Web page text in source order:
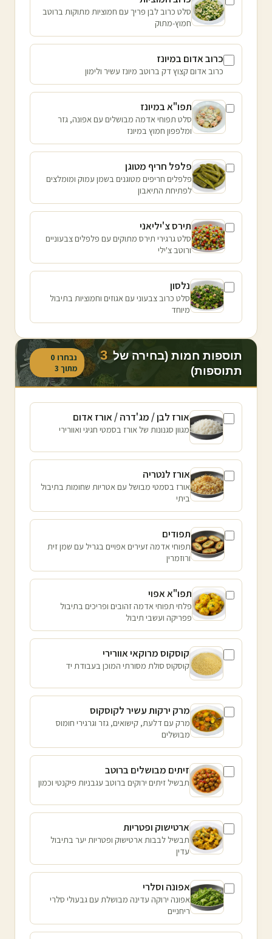
סלט כרוב לבן פריך עם חמוציות מתוקות ברוטב
חמוץ-מתוק
כרוב אדום במיונז
כרוב אדום קצוץ דק ברוטב מיונז עשיר ולימון
תפו"א במיונז
סלט תפוחי אדמה מבושלים עם אפונה, גזר
ומלפפון חמוץ במיונז
פלפל חריף מטוגן
פלפלים חריפים מטוגנים בשמן עמוק ומומלצים
לפתיחת התיאבון
תירס צ'יליאני
סלט גרגירי תירס מתוקים עם פלפלים צבעוניים
ורוטב צ'ילי
נלסון
סלט כרוב צבעוני עם אגוזים וחמוציות בתיבול
מיוחד
תוספות חמות (בחירה של 3
תתוספות)
נבחרו 0
מתוך 3
אורז לבן / מג'דרה / אורז אדום
מגוון סגנונות של אורז בסמטי חגיגי ואוורירי
אורז לנטריה
אורז בסמטי מבושל עם אטריות שחומות בתיבול
ביתי
תפודים
תפוחי אדמה זעירים אפויים בגריל עם שמן זית
ורוזמרין
תפו"א אפוי
פלחי תפוחי אדמה זהובים ופריכים בתיבול
פפריקה ועשבי תיבול
קוסקוס מרוקאי אוורירי
קוסקוס סולת מסורתי המוכן בעבודת יד
מרק ירקות עשיר לקוסקוס
מרק עם דלעת, קישואים, גזר וגרגירי חומוס
מבושלים
זיתים מבושלים ברוטב
תבשיל זיתים ירוקים ברוטב עגבניות פיקנטי וכמון
ארטישוק ופטריות
תבשיל לבבות ארטישוק ופטריות יער בתיבול
עדין
אפונה וסלרי
אפונה ירוקה עדינה מבושלת עם גבעולי סלרי
ריחניים